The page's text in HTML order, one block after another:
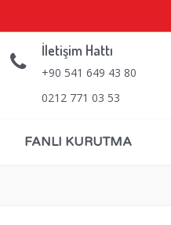
İletişim Hattı
+90 541 649 43 80
0212 771 03 53
FANLI KURUTMA